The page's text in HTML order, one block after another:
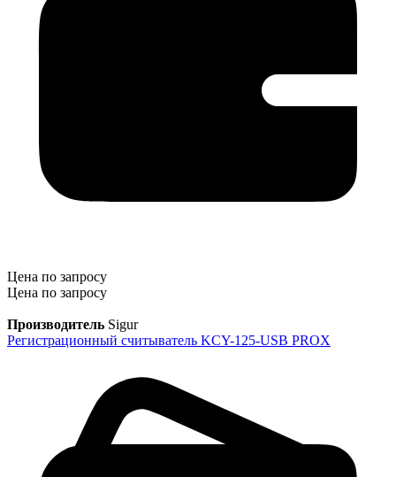
Цена по запросу
Цена по запросу
Производитель Sigur
Регистрационный считыватель KCY-125-USB PROX